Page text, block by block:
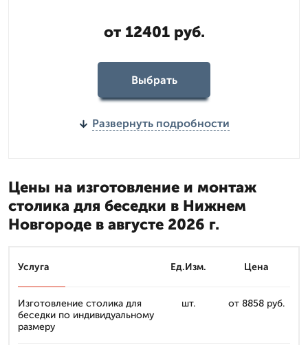
от 12401 руб.
Выбрать
Развернуть подробности
Цены на изготовление и монтаж
столика для беседки в Нижнем
Новгороде в августе 2026 г.
Услуга Ед.Изм. Цена
Изготовление столика для
беседки по индивидуальному
размеру
шт. от 8858 руб.